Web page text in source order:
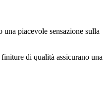
piacevole sensazione sulla
di qualità assicurano una